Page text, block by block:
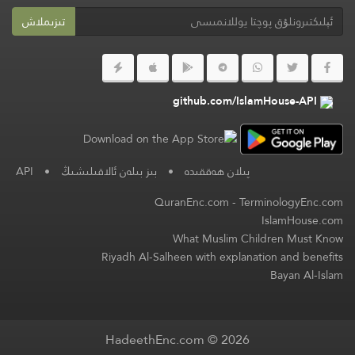
تىزىملاش
github.com/IslamHouse-API
پىلان ھەققىدە • بىز بىلەن ئالاقىلىشىڭ •
API
QuranEnc.com-TerminologyEnc.com
IslamHouse.com
What Muslim Children Must Know
Riyadh Al-Salheen with explanation and benefits
Bayan Al-Islam
HadeethEnc.com © 2026